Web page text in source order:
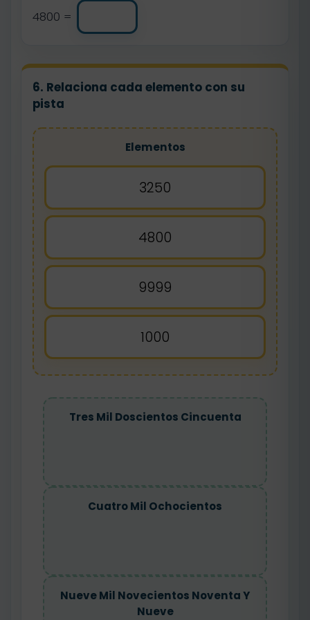
4800 =
6. Relaciona cada elemento con su
pista
Elementos
3250
4800
9999
1000
Tres Mil Doscientos Cincuenta
Cuatro Mil Ochocientos
Nueve Mil Novecientos Noventa Y
Nueve